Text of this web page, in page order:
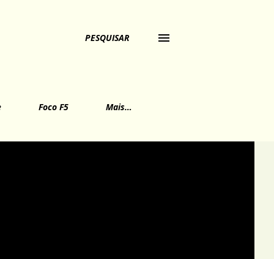
PESQUISAR
Foco F5 Mais…